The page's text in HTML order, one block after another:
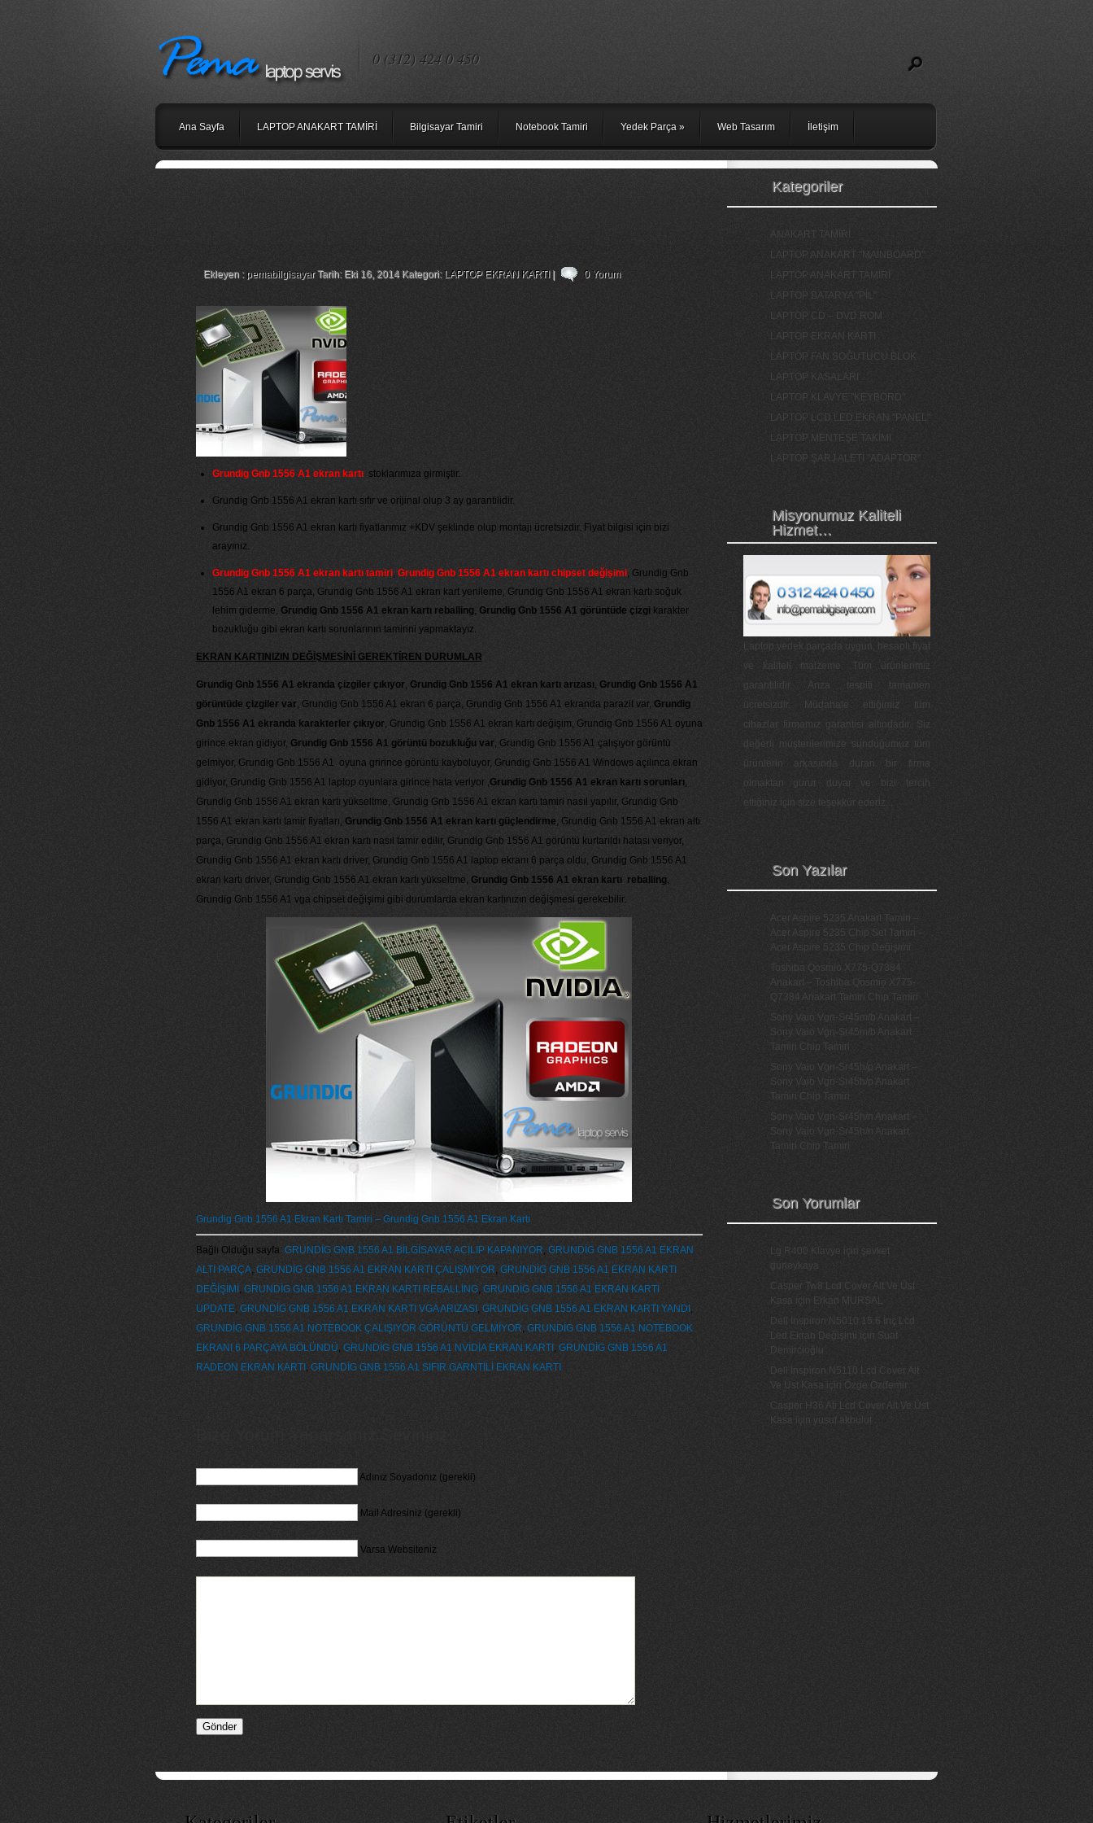
0 (312) 424 0 450
Ana Sayfa LAPTOP ANAKART TAMİRİ Bilgisayar Tamiri Notebook Tamiri Yedek Parça» Web Tasarım İletişim
Ekleyen : pemabilgisayarTarih: Eki 16, 2014 Kategori: LAPTOP EKRAN KARTI| 0 Yorum
Grundig Gnb 1556 A1 ekran kartıstoklarımıza girmiştir.
Grundig Gnb 1556 A1 ekran kartı sıfır ve orijinal olup 3 ay garantilidir.
Grundig Gnb 1556 A1 ekran kartı fiyatlarımız +KDV şeklinde olup montajı ücretsizdir. Fiyat bilgisi için bizi
arayınız.
Grundig Gnb 1556 A1 ekran kartı tamiri, Grundig Gnb 1556 A1 ekran kartı chipset değişimi, Grundig Gnb
1556 A1 ekran 6 parça, Grundig Gnb 1556 A1 ekran kart yenileme, Grundig Gnb 1556 A1 ekran kartı soğuk
lehim giderme, Grundig Gnb 1556 A1 ekran kartı reballing, Grundig Gnb 1556 A1 görüntüde çizgi karakter
bozukluğu gibi ekran kartı sorunlarının tamirini yapmaktayız.
EKRAN KARTINIZIN DEĞİŞMESİNİ GEREKTİREN DURUMLAR
Grundig Gnb 1556 A1 ekranda çizgiler çıkıyor, Grundig Gnb 1556 A1 ekran kartı arızası, Grundig Gnb 1556 A1
görüntüde çizgiler var, Grundig Gnb 1556 A1 ekran 6 parça, Grundig Gnb 1556 A1 ekranda parazit var, Grundig
Gnb 1556 A1 ekranda karakterler çıkıyor, Grundig Gnb 1556 A1 ekran kartı değişim, Grundig Gnb 1556 A1 oyuna
girince ekran gidiyor, Grundig Gnb 1556 A1 görüntü bozukluğu var, Grundig Gnb 1556 A1 çalışıyor görüntü
gelmiyor, Grundig Gnb 1556 A1 oyuna grirince görüntü kayboluyor, Grundig Gnb 1556 A1 Windows açılınca ekran
gidiyor, Grundig Gnb 1556 A1 laptop oyunlara girince hata veriyor ,Grundig Gnb 1556 A1 ekran kartı sorunları,
Grundig Gnb 1556 A1 ekran kartı yükseltme, Grundig Gnb 1556 A1 ekran kartı tamiri nasıl yapılır, Grundig Gnb
1556 A1 ekran kartı tamir fiyatları, Grundig Gnb 1556 A1 ekran kartı güçlendirme, Grundig Gnb 1556 A1 ekran altı
parça, Grundig Gnb 1556 A1 ekran kartı nasıl tamir edilir, Grundig Gnb 1556 A1 görüntü kurtarıldı hatası veriyor,
Grundig Gnb 1556 A1 ekran kartı driver, Grundig Gnb 1556 A1 laptop ekranı 6 parça oldu, Grundig Gnb 1556 A1
ekran kartı driver, Grundig Gnb 1556 A1 ekran kartı yükseltme, Grundig Gnb 1556 A1 ekran kartı reballing,
Grundig Gnb 1556 A1 vga chipset değişimi gibi durumlarda ekran kartınızın değişmesi gerekebilir.
Grundig Gnb 1556 A1 Ekran Kartı Tamiri – Grundig Gnb 1556 A1 Ekran Kartı
Bağlı Olduğu sayfa: GRUNDİG GNB 1556 A1 BİLGİSAYAR ACILIP KAPANIYOR, GRUNDİG GNB 1556 A1 EKRAN
ALTI PARÇA, GRUNDİG GNB 1556 A1 EKRAN KARTI ÇALIŞMIYOR, GRUNDİG GNB 1556 A1 EKRAN KARTI
DEĞİŞİMİ , GRUNDİG GNB 1556 A1 EKRAN KARTI REBALLİNG, GRUNDİG GNB 1556 A1 EKRAN KARTI
UPDATE, GRUNDİG GNB 1556 A1 EKRAN KARTI VGA ARIZASI , GRUNDİG GNB 1556 A1 EKRAN KARTI YANDI ,
GRUNDİG GNB 1556 A1 NOTEBOOK ÇALIŞIYOR GÖRÜNTÜ GELMİYOR, GRUNDİG GNB 1556 A1 NOTEBOOK
EKRANI 6 PARÇAYA BÖLÜNDÜ, GRUNDİG GNB 1556 A1 NVİDİA EKRAN KARTI , GRUNDİG GNB 1556 A1
RADEON EKRAN KARTI , GRUNDİG GNB 1556 A1 SIFIR GARNTİLİ EKRAN KARTI
Adınız Soyadonız (gerekli)
Mail Adresiniz (gerekli)
Varsa Websiteniz
Kategoriler
ANAKART TAMİRİ
LAPTOP ANAKART "MAİNBOARD"
LAPTOP ANAKART TAMİRİ
LAPTOP BATARYA "PİL"
LAPTOP CD – DVD ROM
LAPTOP EKRAN KARTI
LAPTOP FAN SOĞUTUCU BLOK
LAPTOP KASALARI
LAPTOP KLAVYE "KEYBORD"
LAPTOP LCD LED EKRAN "PANEL"
LAPTOP MENTEŞE TAKIMI
LAPTOP ŞARJ ALETİ "ADAPTÖR"
Misyonumuz Kaliteli
Hizmet…
Laptop yedek parçada uygun, hesaplı fiyat
ve kaliteli malzeme. Tüm ürünlerimiz
garantilidir. Arıza tespiti tamamen
ücretsizdir. Müdahale ettiğimiz tüm
cihazlar firmamız garantisi altındadır. Siz
değerli müşterilerimize sunduğumuz tüm
ürünlerin arkasında duran bir firma
olmaktan gurur duyar ve bizi tercih
ettiğiniz için size teşekkür ederiz...
Son Yazılar
Acer Aspire 5235 Anakart Tamiri –
Acer Aspire 5235 Chip Set Tamiri –
Acer Aspire 5235 Chip Değişimi
Toshiba Qosmio X775-Q7384
Anakart – Toshiba Qosmio X775-
Q7384 Anakart Tamiri Chip Tamiri
Sony Vaio Vgn-Sr45m/b Anakart –
Sony Vaio Vgn-Sr45m/b Anakart
Tamiri Chip Tamiri
Sony Vaio Vgn-Sr45h/p Anakart –
Sony Vaio Vgn-Sr45h/p Anakart
Tamiri Chip Tamiri
Sony Vaio Vgn-Sr45h/n Anakart –
Sony Vaio Vgn-Sr45h/n Anakart
Tamiri Chip Tamiri
Son Yorumlar
Lg R400 Klavye için
şevket
güneykaya
Casper Tw8 Lcd Cover Alt Ve Üst
Kasa
için
Erkan MURSAL
Dell Inspiron N5010 15.6 İnç Lcd
Led Ekran Değişimi
için
Suat
Demircioğlu
Dell İnspiron N5110 Lcd Cover Alt
Ve Üst Kasa için
Özge Özdemir
Casper H36 Ati Lcd Cover Alt Ve Üst
Kasa
yusuf akbulut